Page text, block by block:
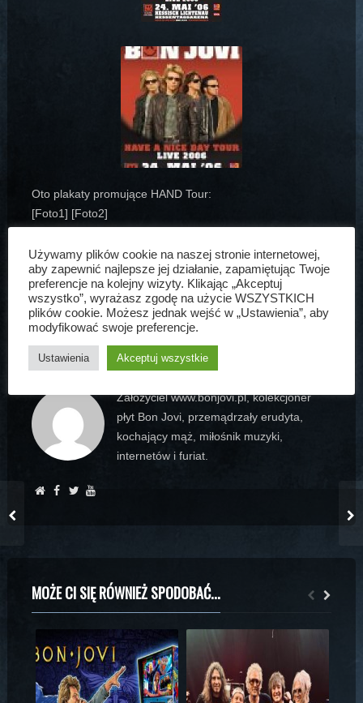
Oto plakaty promujące HAND Tour:
[Foto1] [Foto2]
Artur Bogdański 14 paź, 2005 Aktualności
ARTUR BOGDAŃSKI
Założyciel www.bonjovi.pl, kolekcjoner
płyt Bon Jovi, przemądrzały erudyta,
kochający mąż, miłośnik muzyki,
internetów i furiat.
MOŻE CI SIĘ RÓWNIEŻ SPODOBAĆ...
Używamy plików cookie na naszej stronie internetowej,
aby zapewnić najlepsze jej działanie, zapamiętując Twoje
preferencje na kolejny wizyty. Klikając „Akceptuj
wszystko”, wyrażasz zgodę na użycie WSZYSTKICH
plików cookie. Możesz jednak wejść w „Ustawienia”, aby
modyfikować swoje preferencje.
Ustawienia Akceptuj wszystkie